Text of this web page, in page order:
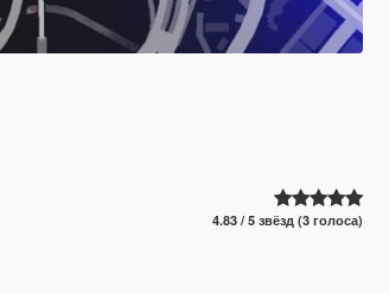
4.83 / 5 звёзд (3 голоса)